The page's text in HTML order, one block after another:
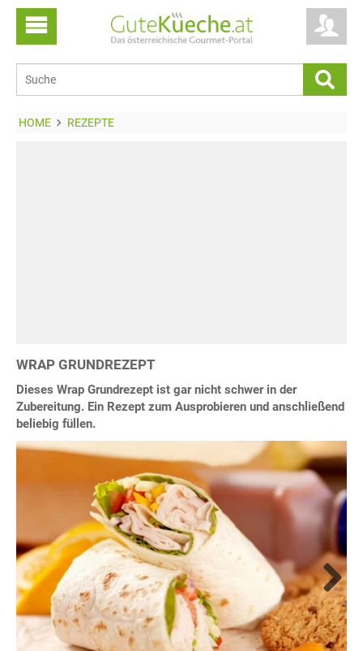
HOME REZEPTE
WRAP GRUNDREZEPT
Dieses Wrap Grundrezept ist gar nicht schwer in der
Zubereitung. Ein Rezept zum Ausprobieren und anschließend
beliebig füllen.
Next